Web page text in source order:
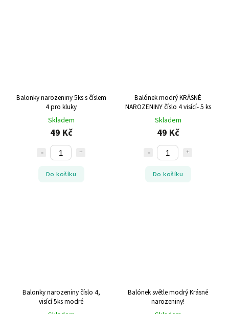
Balonky narozeniny 5ks s číslem
4 pro kluky
Skladem
49 Kč
Do košíku
Balónek modrý KRÁSNÉ
NAROZENINY číslo 4 visící- 5 ks
Skladem
49 Kč
Do košíku
Balonky narozeniny číslo 4,
visící 5ks modré
Balónek světle modrý Krásné
narozeniny!